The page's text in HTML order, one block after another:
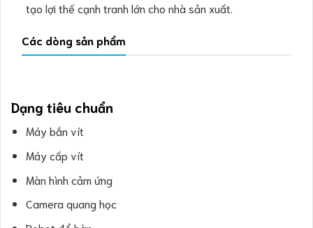
tạo lợi thế cạnh tranh lớn cho nhà sản xuất.
Các dòng sản phẩm
Dạng tiêu chuẩn
Máy bắn vít
Máy cấp vít
Màn hình cảm ứng
Camera quang học